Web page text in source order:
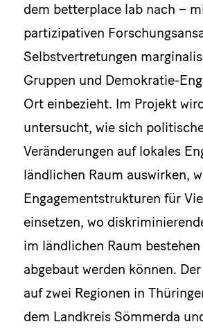
dem betterplace lab nach –
partizipativen
Selbstvertretungen
Gruppen und Demokratie-
Ort einbezieht. Im Projekt
untersucht, wie sich
Veränderungen auf lokales
ländlichen Raum auswirken,
Engagementstrukturen für
einsetzen, wo
im ländlichen Raum
abgebaut werden können.
auf zwei Regionen in
dem Landkreis Sömmerda